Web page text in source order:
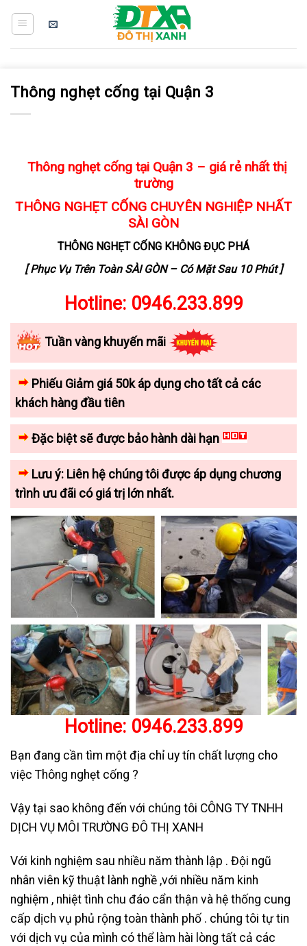
Thông nghẹt cống tại Quận 3
Thông nghẹt cống tại Quận 3 – giá rẻ nhất thị
trường
THÔNG NGHẸT CỐNG CHUYÊN NGHIỆP NHẤT
SÀI GÒN
THÔNG NGHẸT CỐNG KHÔNG ĐỤC PHÁ
[ Phục Vụ Trên Toàn SÀI GÒN – Có Mặt Sau 10 Phút ]
Hotline: 0946.233.899
Tuần vàng khuyến mãi
Phiếu Giảm giá 50k áp dụng cho tất cả các
khách hàng đầu tiên
Đặc biệt sẽ được bảo hành dài hạn
Lưu ý: Liên hệ chúng tôi được áp dụng chương
trình ưu đãi có giá trị lớn nhất.
Hotline: 0946.233.899
Bạn đang cần tìm một địa chỉ uy tín chất lượng cho
việc Thông nghẹt cống ?
Vậy tại sao không đến với chúng tôi CÔNG TY TNHH
DỊCH VỤ MÔI TRƯỜNG ĐÔ THỊ XANH
Với kinh nghiệm sau nhiều năm thành lập . Đội ngũ
nhân viên kỹ thuật lành nghề ,với nhiều năm kinh
nghiệm , nhiệt tình chu đáo cẩn thận và hệ thống cung
cấp dịch vụ phủ rộng toàn thành phố . chúng tôi tự tin
với dịch vụ của mình có thể làm hài lòng tất cả các